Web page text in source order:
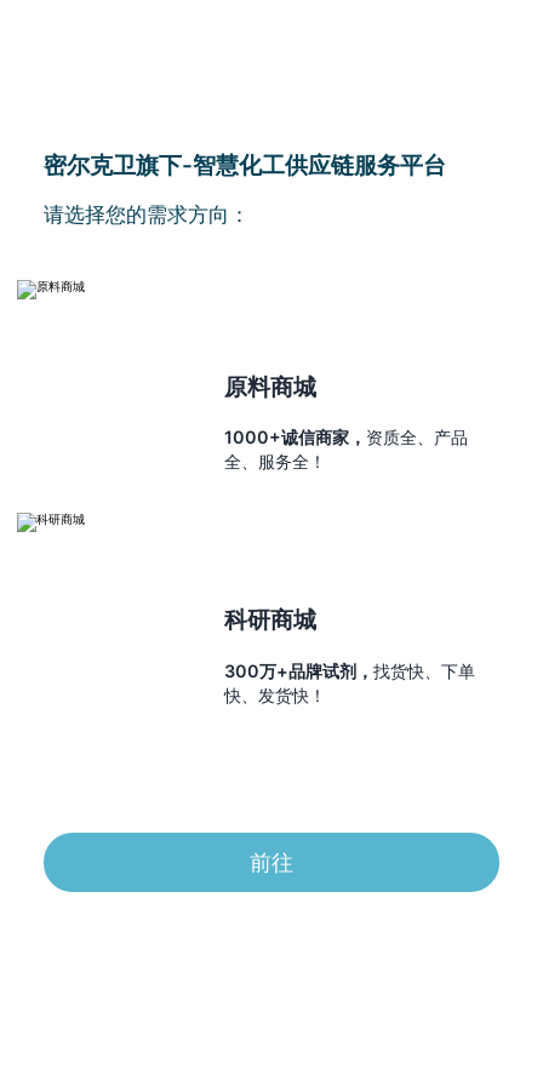
密尔克卫旗下-智慧化工供应链服务平台
请选择您的需求方向：
原料商城
1000+诚信商家， 资质全、产品
全、服务全！
科研商城
300万+品牌试剂，找货快、下单
快、发货快！
前往